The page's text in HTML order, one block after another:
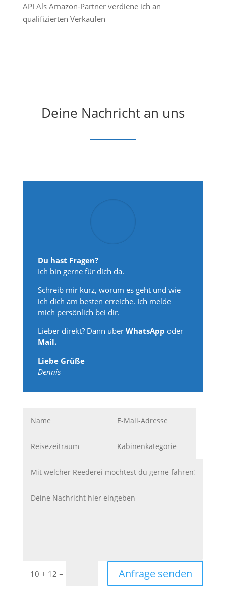
API Als Amazon-Partner verdiene ich an
qualifizierten Verkäufen
Deine Nachricht an uns
Du hast Fragen?
Ich bin gerne für dich da.
Schreib mir kurz, worum es geht und wie
ich dich am besten erreiche. Ich melde
mich persönlich bei dir.
Lieber direkt? Dann überWhatsApp oder
Mail.
Liebe Grüße
Dennis
10 + 12 = Anfrage senden